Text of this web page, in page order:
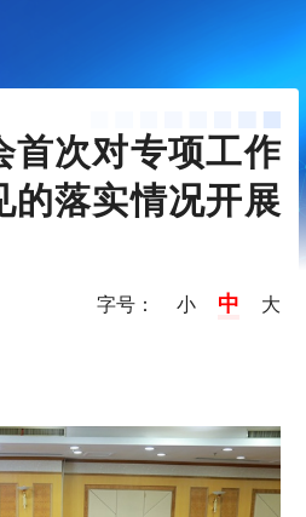
首次对专项工作
的落实情况开展
字号： 小 中 大